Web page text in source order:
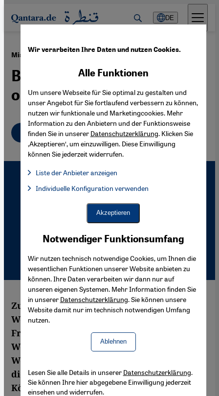
Direkt zum Inhalt springen
DE
Miss Arab World 2007 ·21.09.2007
Bildung und Schönheit im
orientalischen Kontext
Deutsch
Zum zweiten Mal wurde in Kairo der
Wettbewerb um die "vorbildliche junge
Frau der arabischen Welt”, der Miss Arab
World, ausgetragen. Zu den
Wettbewerbskriterien gehört in erster Linie
die Schönheit des Verstands und nicht des
Körpers.
Wir verarbeiten Ihre Daten und nutzen Cookies.
Notwendiger Funktionsumfang
Wir nutzen technisch notwendige Cookies, um Ihnen die
wesentlichen Funktionen unserer Website anbieten zu
können. Ihre Daten verarbeiten wir dann nur auf
unseren eigenen Systemen. Mehr Information finden Sie
in unserer Datenschutzerklärung. Sie können unsere
Website damit nur im technisch notwendigen Umfang
nutzen.
Ablehnen
Alle Funktionen
Um unsere Webseite für Sie optimal zu gestalten und
unser Angebot für Sie fortlaufend verbessern zu können,
nutzen wir funktionale und Marketingcookies. Mehr
Information zu den Anbietern und der Funktionsweise
finden Sie in unserer Datenschutzerklärung. Klicken Sie
‚Akzeptieren‘, um einzuwilligen. Diese Einwilligung
können Sie jederzeit widerrufen.
Liste der Anbieter anzeigen
Facebook Embed / Facebook Connect, Google Maps Embed,
Facebook Embed / Facebook Connect
Google Maps Embed
Individuelle Konfiguration verwenden
Akzeptieren
Lesen Sie alle Details in unserer Datenschutzerklärung.
Sie können Ihre hier abgegebene Einwilligung jederzeit
einsehen und widerrufen.